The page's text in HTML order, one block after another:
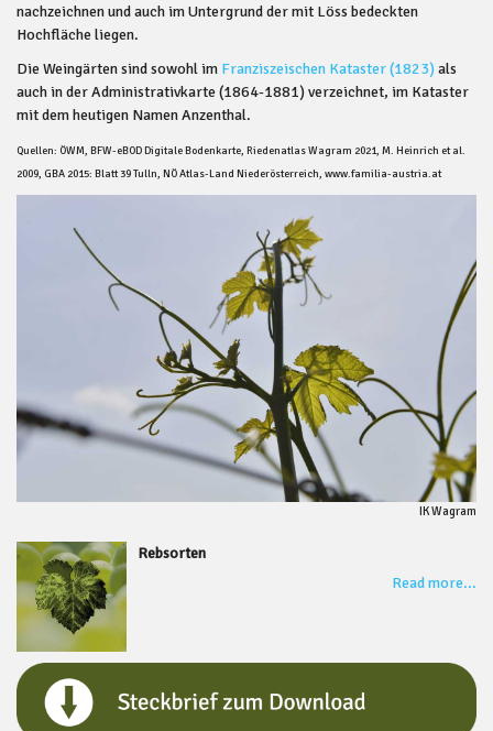
nachzeichnen und auch im Untergrund der mit Löss bedeckten
Hochfläche liegen.
Die Weingärten sind sowohl im Franziszeischen Kataster (1823)als
auch in der Administrativkarte (1864-1881) verzeichnet, im Kataster
mit dem heutigen Namen Anzenthal.
Quellen: ÖWM, BFW-eBOD Digitale Bodenkarte, Riedenatlas Wagram 2021, M. Heinrich et al.
2009, GBA 2015: Blatt 39 Tulln, NÖ Atlas-Land Niederösterreich, www.familia-austria.at
IK Wagram
Rebsorten
Read more...